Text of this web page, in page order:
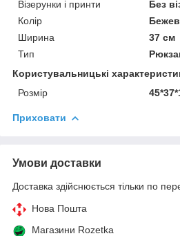
Візерунки і принти
Без
Колір
Ширина
37 см
Тип
Користувальницькі
Розмір
Приховати
Умови доставки
Доставка здійснюється тільки по
Нова Пошта
Магазини Rozetka